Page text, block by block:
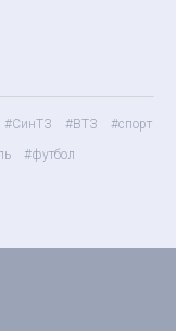
#СинТЗ #ВТЗ
#спорт
#футбол